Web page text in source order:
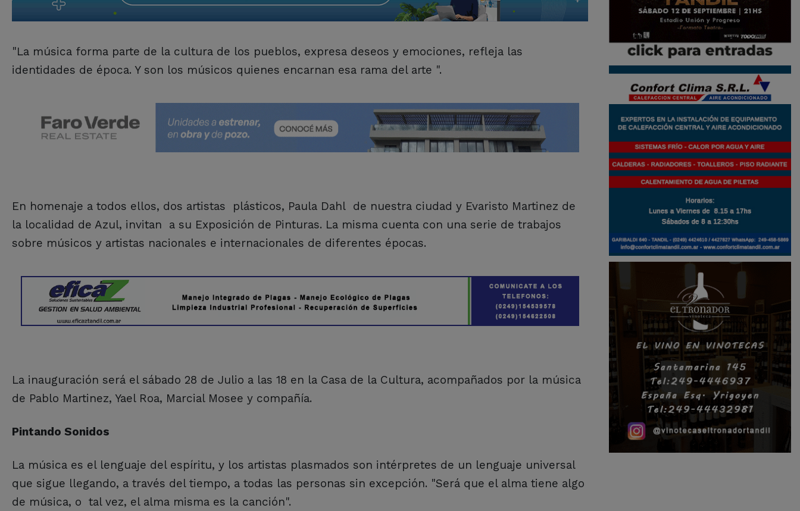
"La música forma parte de la cultura de los pueblos, expresa deseos y emociones, refleja las
identidades de época. Y son los músicos quienes encarnan esa rama del arte ".
En homenaje a todos ellos, dos artistas plásticos, Paula Dahl de nuestra ciudad y Evaristo Martinez de
la localidad de Azul, invitan a su Exposición de Pinturas. La misma cuenta con una serie de trabajos
sobre músicos y artistas nacionales e internacionales de diferentes épocas.
La inauguración será el sábado 28 de Julio a las 18 en la Casa de la Cultura, acompañados por la música
de Pablo Martinez, Yael Roa, Marcial Mosee y compañía.
Pintando Sonidos
La música es el lenguaje del espíritu, y los artistas plasmados son intérpretes de un lenguaje universal
que sigue llegando, a través del tiempo, a todas las personas sin excepción. "Será que el alma tiene algo
de música, o tal vez, el alma misma es la canción".